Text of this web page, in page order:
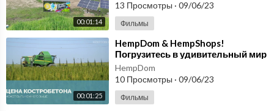
00:01:14
13 Просмотры · 09/06/23
Фильмы
00:01:25
⁣HempDom & HempShops!
Погрузитесь в удивительный мир
конопли! Костробетон
производство в Москве
HempDom
10 Просмотры · 09/06/23
Фильмы